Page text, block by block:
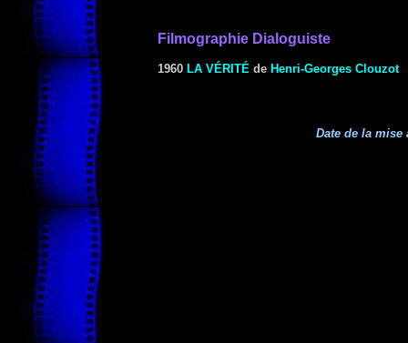
Filmographie Dialoguiste
1960 LA VÉRITÉ de Henri-Georges Clouzot
Date de la